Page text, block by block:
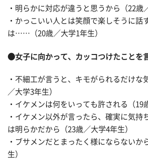
・明らかに対応が違うと思うから（22歳
・かっこいい人とは笑顔で楽しそうに話
は……（20歳／大学1年生）
●女子に向かって、カッコつけたことを
・不細工が言うと、キモがられるだけな
／大学3年生）
・イケメンは何をいっても許される（19
・イケメン以外が言ったら、確実に気持
は明らかだから（23歳／大学4年生）
・ブサメンだとまったく様にならないか
生）